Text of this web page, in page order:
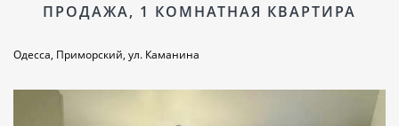
ПРОДАЖА, 1 КОМНАТНАЯ КВАРТИРА
Одесса, Приморский, ул. Каманина